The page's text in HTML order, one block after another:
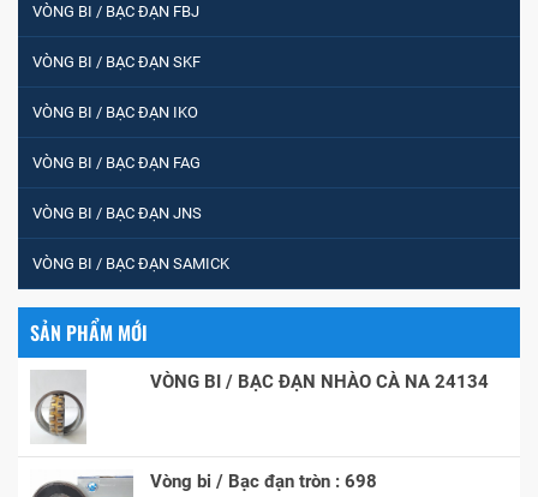
VÒNG BI / BẠC ĐẠN FBJ
VÒNG BI / BẠC ĐẠN SKF
VÒNG BI / BẠC ĐẠN IKO
VÒNG BI / BẠC ĐẠN FAG
VÒNG BI / BẠC ĐẠN JNS
VÒNG BI / BẠC ĐẠN SAMICK
SẢN PHẨM MỚI
VÒNG BI / BẠC ĐẠN NHÀO CÀ NA 24134
Vòng bi / Bạc đạn tròn : 698